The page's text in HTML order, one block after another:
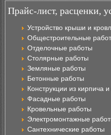
Прайс-лист, расценки,
Устройство крыши и
Общестроительные
Отделочные работы
Столярные работы
Земляные работы
Бетонные работы
Конструкции из кирпича и
Фасадные работы
Кровельные работы
Электромонтажные
Сантехнические работы